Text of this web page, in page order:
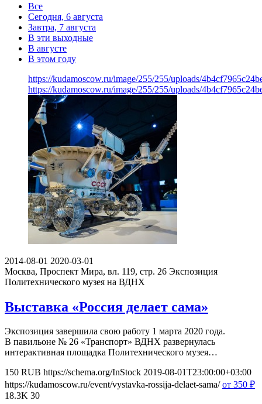
Все
Сегодня, 6 августа
Завтра, 7 августа
В эти выходные
В августе
В этом году
https://kudamoscow.ru/image/255/255/uploads/
https://kudamoscow.ru/image/255/255/uploads/
2014-08-01 2020-03-01
Москва, Проспект Мира, вл. 119, стр. 26 Экспозиция
Политехнического музея на ВДНХ
Выставка «Россия делает сама»
Экспозиция завершила свою работу 1 марта 2020 года.
В павильоне № 26 «Транспорт» ВДНХ развернулась
интерактивная площадка Политехнического музея…
150 RUB https://schema.org/InStock 2019-08-01T23:00:00+03:00
https://kudamoscow.ru/event/vystavka-rossija-delaet-sama/ от 350 ₽
18.3K 30